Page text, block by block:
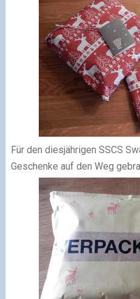
Für den diesjährigen SSCS
Geschenke auf den Weg